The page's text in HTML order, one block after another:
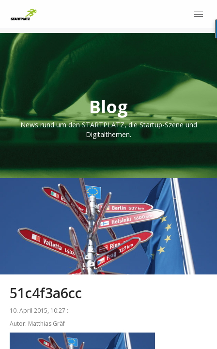
Blog
News rund um den STARTPLATZ, die Startup-Szene und
Digitalthemen.
51c4f3a6cc
10. April 2015, 10:27 ::
Autor: Matthias Gräf